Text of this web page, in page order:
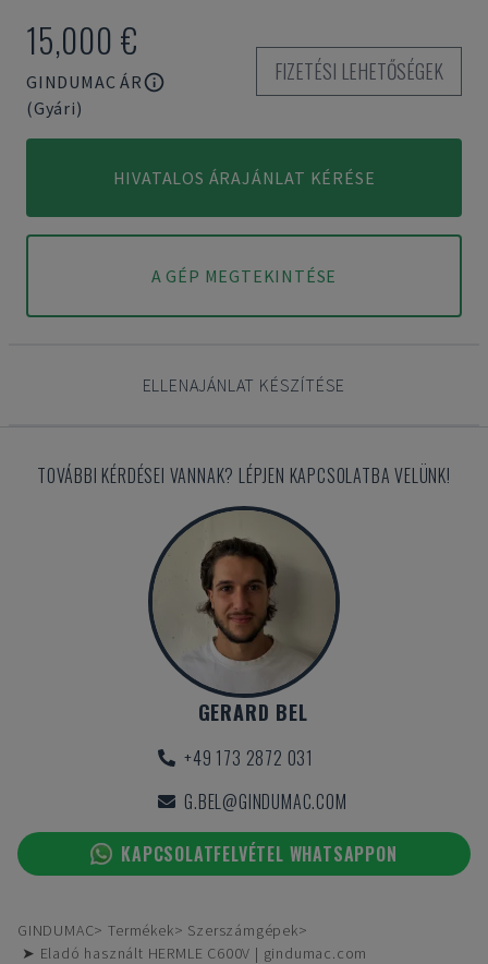
15,000 €
GINDUMAC ÁR
(Gyári)
FIZETÉSI LEHETŐSÉGEK
HIVATALOS ÁRAJÁNLAT KÉRÉSE
A GÉP MEGTEKINTÉSE
ELLENAJÁNLAT KÉSZÍTÉSE
TOVÁBBI KÉRDÉSEI VANNAK? LÉPJEN KAPCSOLATBA VELÜNK!
GERARD BEL
+49 173 2872 031
G.BEL@GINDUMAC.COM
KAPCSOLATFELVÉTEL WHATSAPPON
GINDUMAC Termékek
Szerszámgépek
➤ Eladó használt HERMLE C600V | gindumac.com